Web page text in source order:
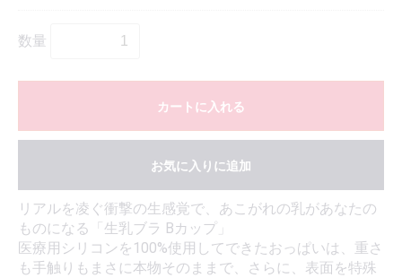
数量
カートに入れる
お気に入りに追加
リアルを凌ぐ衝撃の生感覚で、あこがれの乳があなたの
ものになる「生乳ブラ Bカップ」
医療用シリコンを100%使用してできたおっぱいは、重さ
も手触りもまさに本物そのままで、さらに、表面を特殊